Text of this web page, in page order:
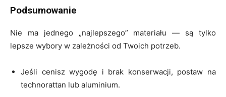
Podsumowanie
Nie ma jednego „najlepszego” materiału — są tylko
lepsze wybory w zależności od Twoich potrzeb.
Jeśli cenisz wygodę i brak konserwacji, postaw na
technorattan lub aluminium.